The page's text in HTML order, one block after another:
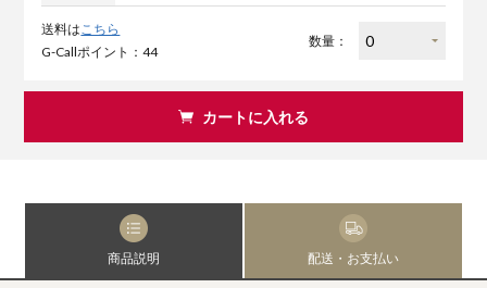
送料はこちら
G-Callポイント：44
数量：
カートに入れる
商品説明 配送・お支払い